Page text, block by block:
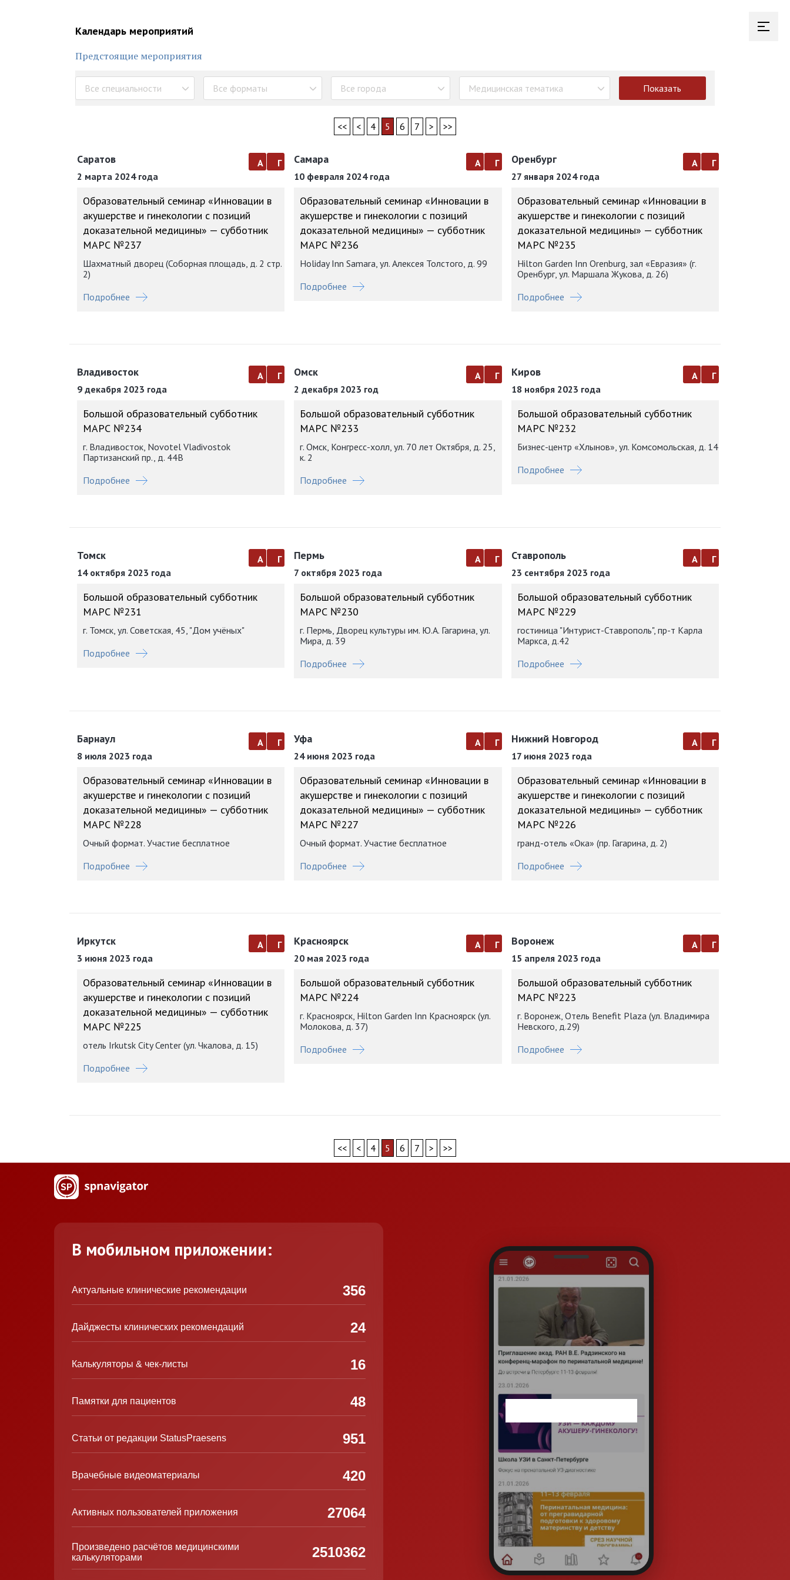
Календарь мероприятий
Предстоящие мероприятия
Все специальности Все форматы Все города Медицинская тематика Показать
<< < 4 5 6 7 > >>
Саратов
2 марта 2024 года
а г
Образовательный семинар «Инновации в
акушерстве и гинекологии с позиций
доказательной медицины» — субботник
МАРС №237
Шахматный дворец (Соборная площадь, д. 2 стр.
2)
Подробнее
Самара
10 февраля 2024 года
а г
Образовательный семинар «Инновации в
акушерстве и гинекологии с позиций
доказательной медицины» — субботник
МАРС №236
Holiday Inn Samara, ул. Алексея Толстого, д. 99
Подробнее
Оренбург
27 января 2024 года
а г
Образовательный семинар «Инновации в
акушерстве и гинекологии с позиций
доказательной медицины» — субботник
МАРС №235
Hilton Garden Inn Orenburg, зал «Евразия» (г.
Оренбург, ул. Маршала Жукова, д. 26)
Подробнее
Владивосток
9 декабря 2023 года
а г
Большой образовательный субботник
МАРС №234
г. Владивосток, Novotel Vladivostok
Партизанский пр., д. 44В
Подробнее
Омск
2 декабря 2023 год
а г
Большой образовательный субботник
МАРС №233
г. Омск, Конгресс-холл, ул. 70 лет Октября, д. 25,
к. 2
Подробнее
Киров
18 ноября 2023 года
а г
Большой образовательный субботник
МАРС №232
Бизнес-центр «Хлынов», ул. Комсомольская, д. 14
Подробнее
Томск
14 октября 2023 года
а г
Большой образовательный субботник
МАРС №231
г. Томск, ул. Советская, 45, "Дом учёных"
Подробнее
Пермь
7 октября 2023 года
а г
Большой образовательный субботник
МАРС №230
г. Пермь, Дворец культуры им. Ю.А. Гагарина, ул.
Мира, д. 39
Подробнее
Ставрополь
23 сентября 2023 года
а г
Большой образовательный субботник
МАРС №229
гостиница "Интурист-Ставрополь", пр-т Карла
Маркса, д.42
Подробнее
Барнаул
8 июля 2023 года
а г
Образовательный семинар «Инновации в
акушерстве и гинекологии с позиций
доказательной медицины» — субботник
МАРС №228
Очный формат. Участие бесплатное
Подробнее
Уфа
24 июня 2023 года
а г
Образовательный семинар «Инновации в
акушерстве и гинекологии с позиций
доказательной медицины» — субботник
МАРС №227
Очный формат. Участие бесплатное
Подробнее
Нижний Новгород
17 июня 2023 года
а г
Образовательный семинар «Инновации в
акушерстве и гинекологии с позиций
доказательной медицины» — субботник
МАРС №226
гранд-отель «Ока» (пр. Гагарина, д. 2)
Подробнее
Иркутск
3 июня 2023 года
а г
Образовательный семинар «Инновации в
акушерстве и гинекологии с позиций
доказательной медицины» — субботник
МАРС №225
отель Irkutsk City Center (ул. Чкалова, д. 15)
Подробнее
Красноярск
20 мая 2023 года
а г
Большой образовательный субботник
МАРС №224
г. Красноярск, Hilton Garden Inn Красноярск (ул.
Молокова, д. 37)
Подробнее
Воронеж
15 апреля 2023 года
а г
Большой образовательный субботник
МАРС №223
г. Воронеж, Отель Benefit Plaza (ул. Владимира
Невского, д.29)
Подробнее
<< < 4 5 6 7 > >>
В мобильном приложении:
Актуальные клинические рекомендации 356
Дайджесты клинических рекомендаций 24
Калькуляторы & чек-листы 16
Памятки для пациентов 48
Статьи от редакции StatusPraesens 951
Врачебные видеоматериалы 420
Активных пользователей приложения 27064
Произведено расчётов медицинскими
калькуляторами
2510362